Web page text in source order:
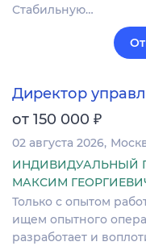
Стабильную…
Директор
от 150 000 ₽
02 августа 2026
ИНДИВИДУАЛЬНЫЙ
МАКСИМ
Только с опытом
ищем опытного
разработает и